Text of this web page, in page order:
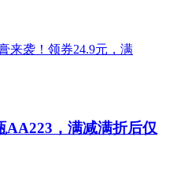
AA223，满减满折后仅